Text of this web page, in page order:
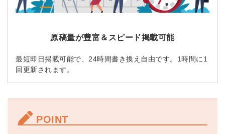
原稿量が豊富＆スピード掲載可能
最短即日掲載可能で、24時間書き換え自由です。1時間に1
回更新されます。
POINT